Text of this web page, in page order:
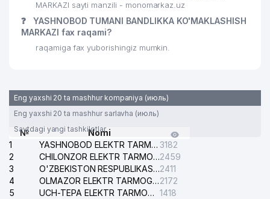
MARKAZI sayti manzili - monomarkaz.uz
❓
YASHNOBOD TUMANI BANDLIKKA KO'MAKLASHISH
MARKAZI fax raqami?
raqamiga fax yuborishingiz mumkin.
Eng yaxshi 20 ta mashhur kompaniya (июль)
Eng yaxshi 20 ta mashhur sarlavha (июль)
Saytdagi yangi tashkilotlar
№
Nomi
1
YASHNOBOD ELEKTR TARMOG'I NOSOZLIKLARI XIZMATI 3182
2
CHILONZOR ELEKTR TARMOG'I NOSOZLIK XIZMATI2459
3
O'ZBEKISTON RESPUBLIKASI BOSH PROKURATURASI ISHONCH TELEFONI2411
4
OLMAZOR ELEKTR TARMOG'I NOSOZLIKLARI XIZMATI2172
5
UCH-TEPA ELEKTR TARMOG'I NOSOZLIKLARI XIZMATI 1418